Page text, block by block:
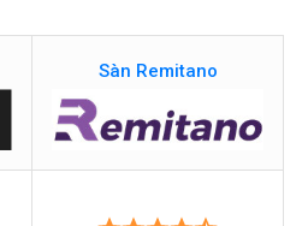
Sàn Remitano